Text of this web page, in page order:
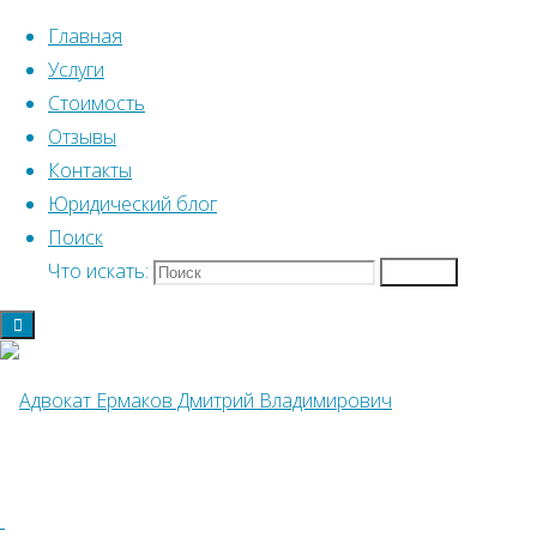
Перейти к содержимому
Главная
Услуги
Стоимость
Отзывы
Контакты
Юридический блог
Поиск
Что искать:
Главная Блог